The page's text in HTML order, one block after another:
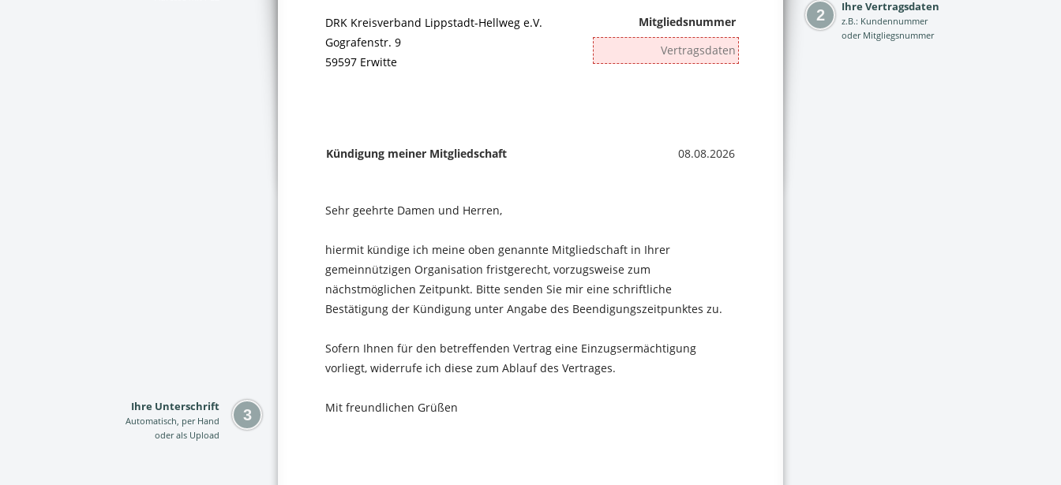
Ihre Vertragsdaten
z.B.: Kundennummer
oder Mitgliegsnummer
Ihre Unterschrift
Automatisch, per Hand
oder als Upload